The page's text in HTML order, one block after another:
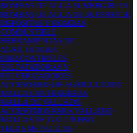
BOMBAS DE AGUA SUMERGIBLES
BOMBAS DE AGUA DE SUPERFICIE
DEPÓSITOS Y BOMBAS
COMBUSTIBLE
HERRAMIENTAS DE
AGRICULTURA
PRESCONTROLES
SULFATADORAS Y
PULVERIZADORES
ACCESORIOS DE AGRICULTURA
MALLAS ANTIHIERBAS
MALLA DE VALLADO
ACCESORIOS PARA VALLADO
MALLAS DE GALLINERO
TELAS METÁLICAS